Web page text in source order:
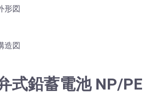
式鉛蓄電池 NP/PE